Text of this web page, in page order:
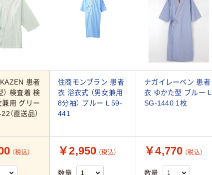
KAZEN 患者
） 検査着 検
兼用 グリー
（直送品）
住商モンブラン 患者
衣 浴衣式 （男女兼用
8分袖） ブルー L 59-
441
ナガイレーベン 患者
衣 ゆかた型 ブルー L
SG-1440 1枚
（税込） ￥2,950 （税込）
数量
￥4,770 （税込）
数量